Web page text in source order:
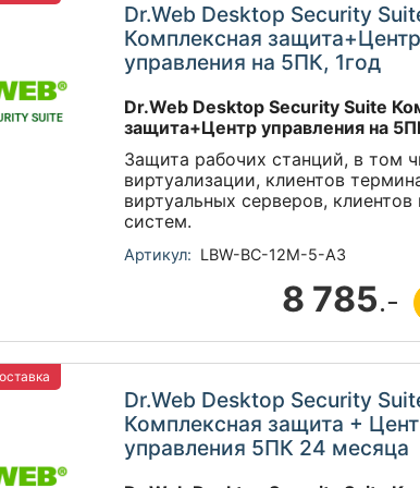
Dr.Web Desktop Security
Комплексная защита+Центр
управления на 5ПК, 1год
Dr.Web Desktop Security Suite
защита+Центр управления на
Защита рабочих станций, в том
виртуализации, клиентов
виртуальных серверов,
систем.
Артикул: LBW-BC-12M-5-A3
8 785.-
Dr.Web Desktop Security
Комплексная защита +
управления 5ПК 24 месяца